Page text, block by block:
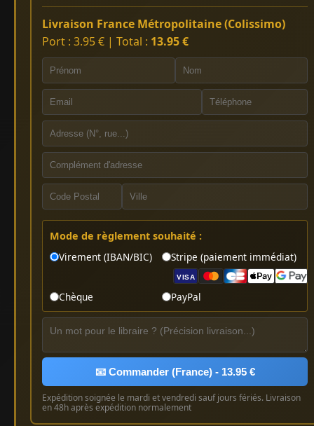
Livraison France Métropolitaine (Colissimo)
Port : 3.95 € | Total : 13.95 €
Mode de règlement souhaité :
Virement (IBAN/BIC)
Stripe (paiement immédiat)
VISA
Chèque PayPal
📧 Commander (France) - 13.95 €
Expédition soignée le mardi et vendredi sauf jours fériés. Livraison
en 48h après expédition normalement